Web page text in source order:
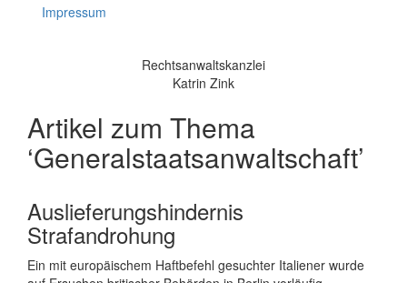
Impressum
Rechtsanwaltskanzlei
Katrin Zink
Artikel zum Thema
‘Generalstaatsanwaltschaft’
Auslieferungshindernis
Strafandrohung
Ein mit europäischem Haftbefehl gesuchter Italiener wurde